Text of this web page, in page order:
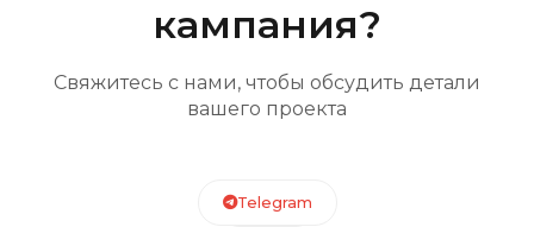
кампания?
Свяжитесь с нами, чтобы обсудить детали
вашего проекта
Telegram